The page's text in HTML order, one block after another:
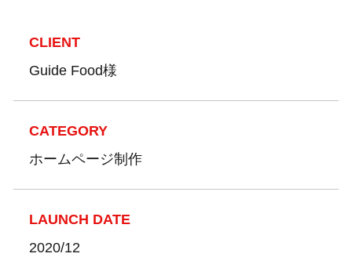
CLIENT
Guide Food様
CATEGORY
ホームページ制作
LAUNCH DATE
2020/12